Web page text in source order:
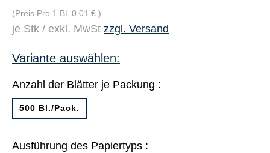
(Preis Pro 1 BL 0,01 € )
je Stk / exkl. MwSt zzgl. Versand
Variante auswählen:
Anzahl der Blätter je Packung :
500 Bl./Pack.
Ausführung des Papiertyps :